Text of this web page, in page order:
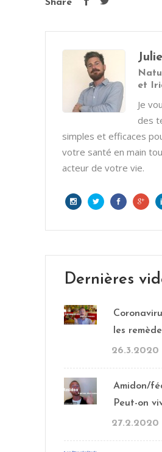
Share
et
Je
des
simples et efficaces
votre santé en main
acteur de votre vie.
Dernières
les
26.3.2020
Amidon/
Peut-on
27.2.2020